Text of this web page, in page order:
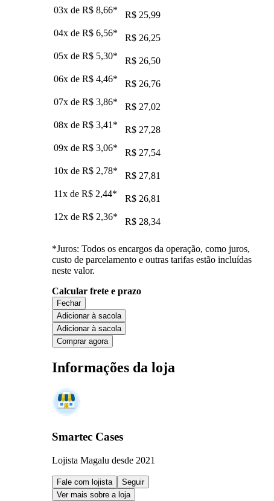
03x de R$ 8,66*
R$ 25,99
04x de R$ 6,56*
R$ 26,25
05x de R$ 5,30*
R$ 26,50
06x de R$ 4,46*
R$ 26,76
07x de R$ 3,86*
R$ 27,02
08x de R$ 3,41 *
R$ 27,28
09x de R$ 3,06*
R$ 27,54
10x de R$ 2,78*
R$ 27,81
11x de R$ 2,44*
R$ 26,81
12x de R$ 2,36* R$ 28,34
*Juros: Todos os encargos da operação, como juros,
custo de parcelamento e outras tarifas estão incluídas
neste valor.
Calcular frete e prazo
Fechar
Adicionar à sacola
Adicionar à sacola
Comprar agora
Informações da loja
Smartec Cases
Lojista Magalu desde 2021
Fale com lojista
Seguir
Ver mais sobre a loja